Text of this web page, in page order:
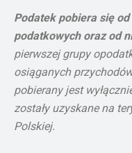
Podatek pobiera się
podatkowych oraz od
pierwszej grupy
osiąganych
pobierany jest
zostały uzyskane na
Polskiej.